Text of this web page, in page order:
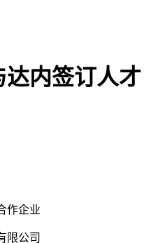
内签订人才
限公司